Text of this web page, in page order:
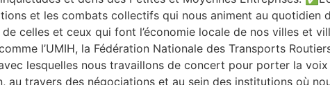
et les combats collectifs qui nous animent au quotidien
celles et ceux qui font l’économie locale de nos villes et
l’UMIH, la Fédération Nationale des Transports
lesquelles nous travaillons de concert pour porter la
au travers des négociations et au sein des institutions où